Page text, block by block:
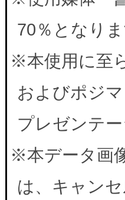
70％となりま
※本使用に至
およびポジ
プレゼンテ
※本データ画
は、キャン